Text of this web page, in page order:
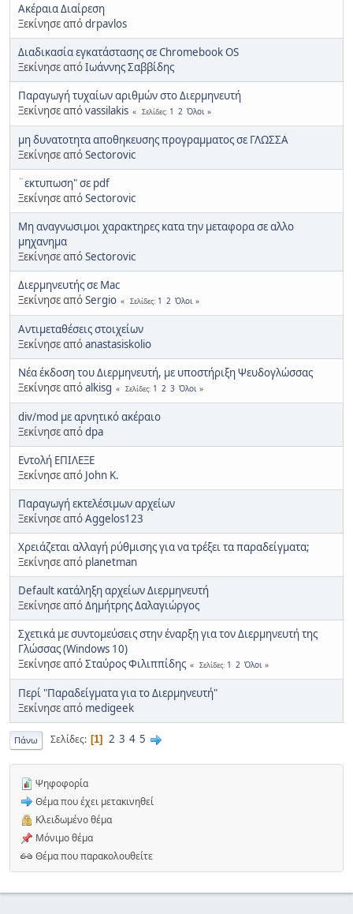
Ακέραια Διαίρεση
Ξεκίνησε απόdrpavlos
Διαδικασία εγκατάστασης σε Chromebook OS
Ξεκίνησε απόΙωάννης Σαββίδης
Παραγωγή τυχαίων αριθμών στο Διερμηνευτή
Ξεκίνησε απόvassilakis Σελίδες 1 2 Όλοι
μη δυνατοτητα αποθηκευσης προγραμματος σε ΓΛΩΣΣΑ
Ξεκίνησε απόSectorovic
¨εκτυπωση" σε pdf
Ξεκίνησε απόSectorovic
Μη αναγνωσιμοι χαρακτηρες κατα την μεταφορα σε αλλο
μηχανημα
Ξεκίνησε απόSectorovic
Διερμηνευτής σε Mac
Ξεκίνησε απόSergio Σελίδες 1 2 Όλοι
Αντιμεταθέσεις στοιχείων
Ξεκίνησε απόanastasiskolio
Νέα έκδοση του Διερμηνευτή, με υποστήριξη Ψευδογλώσσας
Ξεκίνησε απόalkisg Σελίδες 1 2 3 Όλοι
div/mod με αρνητικό ακέραιο
Ξεκίνησε απόdpa
Εντολή ΕΠΙΛΕΞΕ
Ξεκίνησε από John K.
Παραγωγή εκτελέσιμων αρχείων
Ξεκίνησε απόAggelos123
Χρειάζεται αλλαγή ρύθμισης για να τρέξει τα παραδείγματα;
Ξεκίνησε από planetman
Default κατάληξη αρχείων Διερμηνευτή
Ξεκίνησε απόΔημήτρης Δαλαγιώργος
Σχετικά με συντομεύσεις στην έναρξη για τον Διερμηνευτή της
Γλώσσας (Windows 10)
Ξεκίνησε απόΣταύρος Φιλιππίδης Σελίδες 1 2 Όλοι
Περί "Παραδείγματα για το Διερμηνευτή"
Ξεκίνησε από medigeek
Πάνω Σελίδες 1 2 3 4 5
Ψηφοφορία
Θέμα που έχει μετακινηθεί
Κλειδωμένο θέμα
Μόνιμο θέμα
Θέμα που παρακολουθείτε